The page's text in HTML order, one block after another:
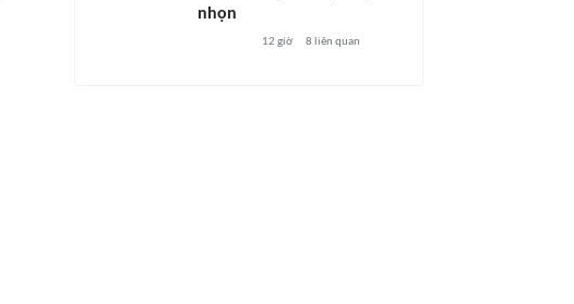
nhọn
12 giờ 8 liên quan